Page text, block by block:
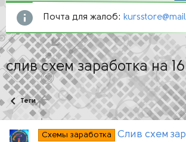
Почта для жалоб:
слив схем заработка на
Теги
Схемы заработка
Слив схем